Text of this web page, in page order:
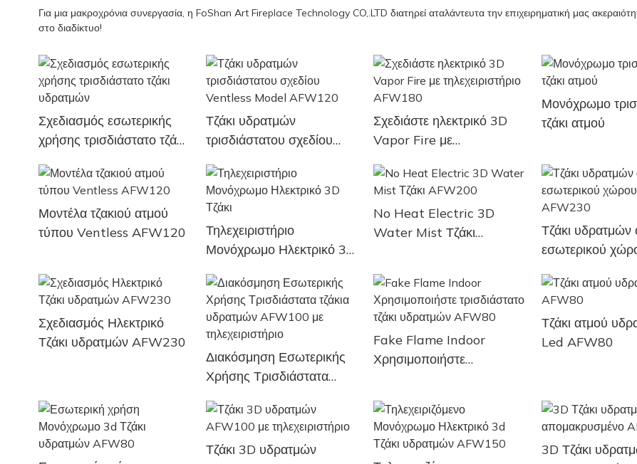
Για μια μακροχρόνια συνεργασία, η FoShan Art Fireplace Technology CO,.LTD διατηρεί αταλάντευτα την επιχειρηματική μας
στο διαδίκτυο!
Σχεδιασμός εσωτερικής
χρήσης τρισδιάστατο τζάκι
Τζάκι υδρατμών
τρισδιάστατου σχεδίου
Σχεδιάστε ηλεκτρικό 3D
Vapor Fire με
Μονόχρωμο
τζάκι ατμού
Μοντέλα τζακιού ατμού
τύπου Ventless AFW120
Τηλεχειριστήριο
Μονόχρωμο Ηλεκτρικό 3D
No Heat Electric 3D
Water Mist Τζάκι
Τζάκι υδρατμών
εσωτερικού
Σχεδιασμός Ηλεκτρικό
Τζάκι υδρατμών AFW230
Διακόσμηση Εσωτερικής
Χρήσης Τρισδιάστατα
με τηλεχειριστήριο
Fake Flame Indoor
Χρησιμοποιήστε
υδρατμών AFW80
Τζάκι ατμού
Led AFW80
Τζάκι 3D υδρατμών
3D Τζάκι